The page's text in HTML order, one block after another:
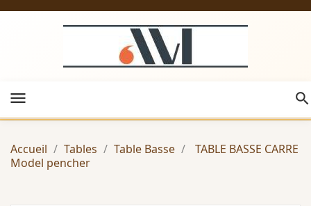
menu
Accueil Tables Table Basse
TABLE BASSE CARRE
Model pencher